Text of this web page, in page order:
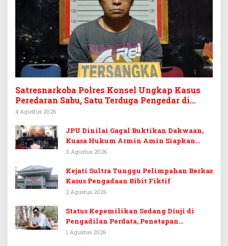
Satresnarkoba Polres Konsel Ungkap Kasus
Peredaran Sabu, Satu Terduga Pengedar di
Tinanggea Ditangkap
4 Agustus 2026
JPU Dinilai Gagal Buktikan Dakwaan,
Kuasa Hukum Armin Amin Siapkan
Pledoi dan Minta Putusan Bebas
3 Agustus 2026
Kejati Sultra Tunggu Pelimpahan Berkas
Kasus Pengadaan Bibit Fiktif
2 Agustus 2026
Status Kepemilikan Sedang Diuji di
Pengadilan Perdata, Penetapan
Tersangka Dr. Ruksamin Dinilai
1 Agustus 2026